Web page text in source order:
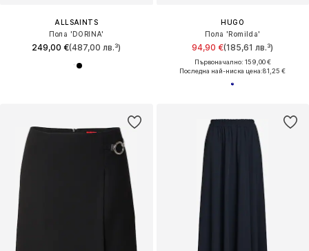
ALLSAINTS
Пола 'DORINA'
249,00 €(487,00 лв.³)
HUGO
Пола 'Romilda'
94,90 €(185,61 лв.³)
Първоначално: 159,00 €
Последна най-ниска цена:81,25 €